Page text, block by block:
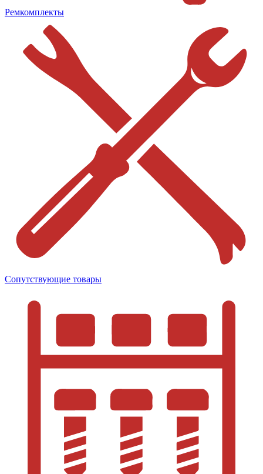
Ремкомплекты
Сопутствующие товары